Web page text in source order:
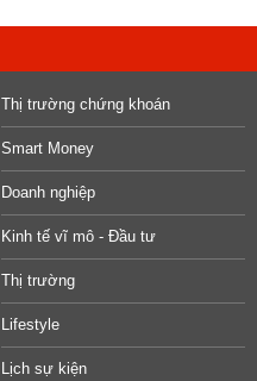
Thị trường chứng khoán
Smart Money
Doanh nghiệp
Kinh tế vĩ mô - Đầu tư
Thị trường
Lifestyle
Lịch sự kiện